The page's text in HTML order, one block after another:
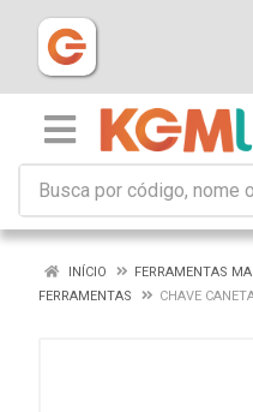
INÍCIO
FERRAMENTAS
FERRAMENTAS
CHAVE